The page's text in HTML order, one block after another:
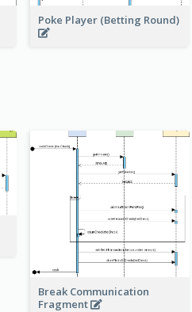
Poke Player (Betting Round)
Break Communication
Fragment